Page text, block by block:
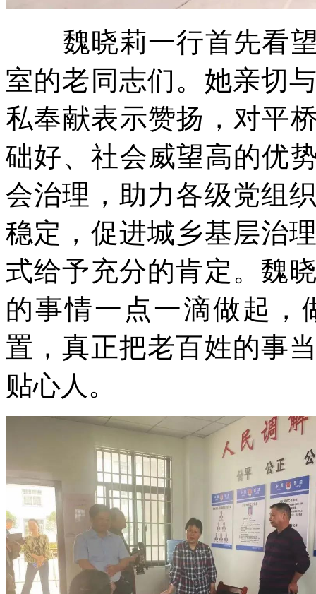
魏晓莉一行首先看望
室的老同志们。她亲切
私奉献表示赞扬，对平
础好、社会威望高的优
会治理，助力各级党组
稳定，促进城乡基层治
式给予充分的肯定。魏
的事情一点一滴做起，
置，真正把老百姓的事
贴心人。